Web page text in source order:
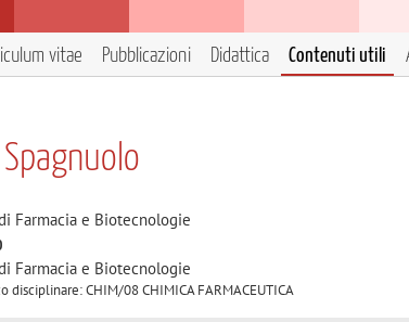
vitae Pubblicazioni Didattica Contenuti utili
Farmacia e Biotecnologie
Farmacia e Biotecnologie
disciplinare: CHIM/08 CHIMICA FARMACEUTICA